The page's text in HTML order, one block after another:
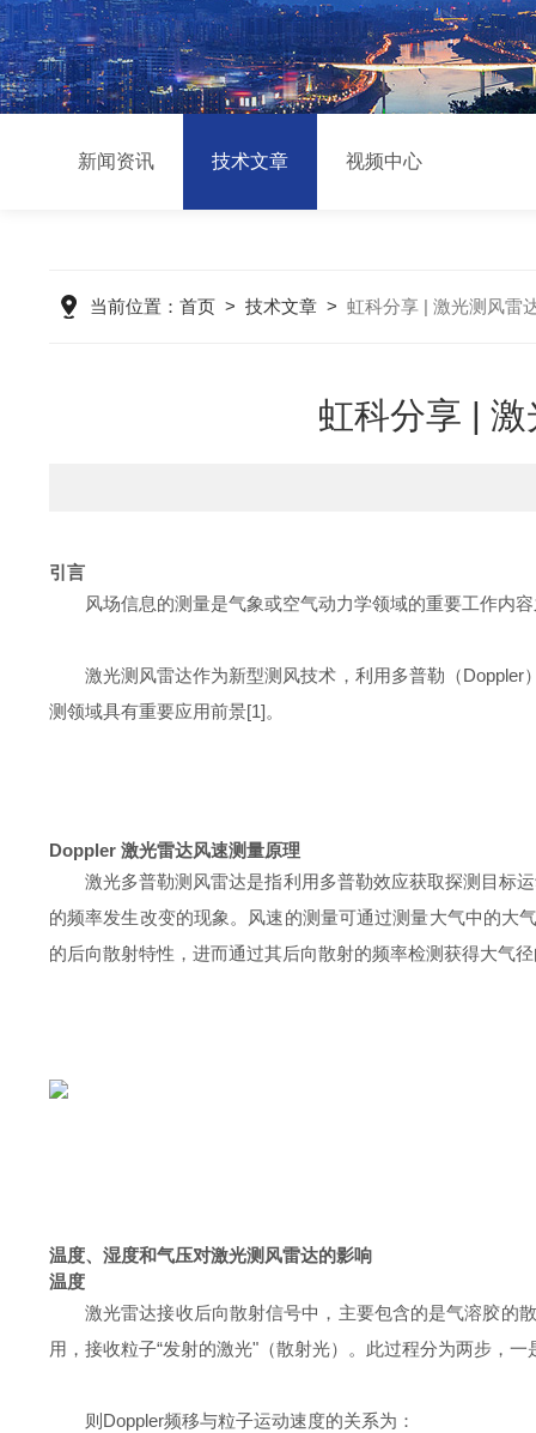
新闻资讯 技术文章 视频中心
当前位置： 首页> 技术文章> 虹科分享 | 激光测风雷
虹科分享 |
引言
风场信息的测量是气象或空气动力学领域的重要工作内
激光测风雷达作为新型测风技术，利用多普勒（
测领域具有重要应用前景[1]。
Doppler 激光雷达风速测量原理
激光多普勒测风雷达是指利用多普勒效应获取探测目标
的频率发生改变的现象。风速的测量可通过测量大气中的大
的后向散射特性，进而通过其后向散射的频率检测获得大气
温度、湿度和气压对激光测风雷达的影响
温度
激光雷达接收后向散射信号中，主要包含的是气溶胶的
用，接收粒子“发射的激光"（散射光）。此过程分为两步，一
则Doppler频移与粒子运动速度的关系为：